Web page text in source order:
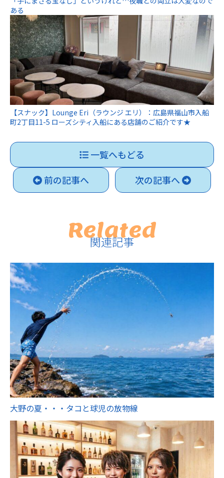
ある
【スナック】Lounge Eri（ラウンジ エリ）：広島県福山市入船
町2丁目11-5 ローズシティ入船にある店舗のご紹介です★
一覧へもどる
前の記事へ
次の記事へ
Related
関連記事
大野の夏・・・タコと球児の放物線